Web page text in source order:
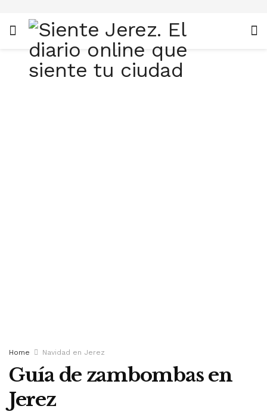
Home Navidad en Jerez
Guía de zambombas en
Jerez